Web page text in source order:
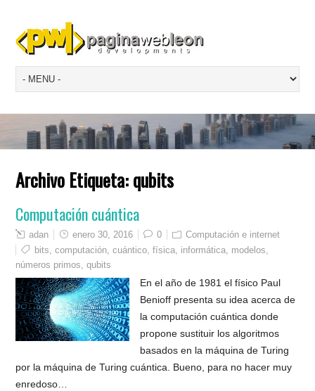
Archivo Etiqueta:qubits
Computación cuántica
adan enero 30, 2016 0
Computación e internet
bits ,computación ,cuántico ,física informática modelos
números primos ,qubits
En el año de 1981 el físico Paul
Benioff presenta su idea acerca de
la computación cuántica donde
propone sustituir los algoritmos
basados en la máquina de Turing
por la máquina de Turing cuántica. Bueno, para no hacer muy
enredoso…